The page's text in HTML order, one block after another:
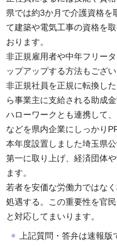
県では約3か月で介護資格を
て建築や電気工事の資格を
おります。
非正規雇用者や中年フリー
ップアップする方法もござい
非正規社員を正規に転換し
ら事業主に支給される助成
ハローワークとも連携して
などを県内企業にしっかり
本年度設置しました埼玉県
第一に取り上げ、経済団体
ます。
若者を安価な労働力ではな
処遇する。この重要性を官
と対応してまいります。
上記質問・答弁は速報版